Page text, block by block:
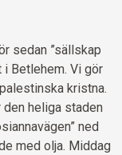
sedan ”sällskap
Betlehem. Vi gör
kristna.
heliga staden
ned
med olja. Middag